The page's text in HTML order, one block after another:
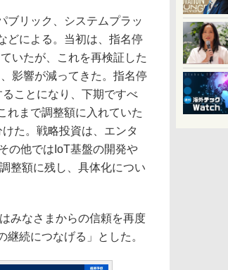
リック、システムプラッ
どによる。当初は、指名停
いたが、これを再検証した
影響が減ってきた。指名停
ことになり、下期ですべ
れまで調整額に入れていた
た。戦略投資は、エンタ
の他ではIoT基盤の開発や
整額に残し、具体化につい
みなさまからの信頼を再度
続につなげる」とした。